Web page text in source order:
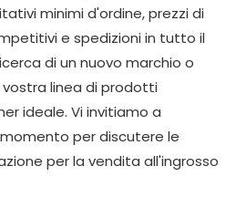
minimi d'ordine, prezzi di
e spedizioni in tutto il
di un nuovo marchio o
linea di prodotti
ideale. Vi invitiamo a
per discutere le
per la vendita all'ingrosso